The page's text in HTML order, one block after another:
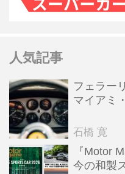
人気記事
フェラー
マイアミ
石橋 寛
『Motor
今の和製